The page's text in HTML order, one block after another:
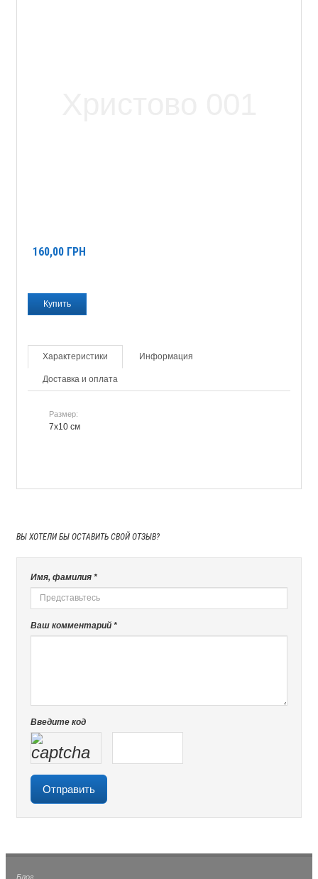
160,00 ГРН
Характеристики Информация
Доставка и оплата
Размер:
7х10 см
ВЫ ХОТЕЛИ БЫ ОСТАВИТЬ СВОЙ ОТЗЫВ?
Имя, фамилия *
Ваш комментарий *
Введите код
Блог